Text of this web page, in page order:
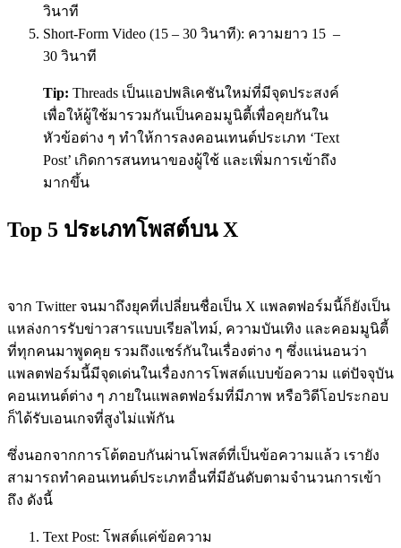
วินาที
Short-Form Video (15 – 30 วินาที): ความยาว 15 –
30 วินาที
Tip: Threads เป็นแอปพลิเคชันใหม่ที่มีจุดประสงค์
เพื่อให้ผู้ใช้มารวมกันเป็นคอมมูนิตี้เพื่อคุยกันใน
หัวข้อต่าง ๆ ทำให้การลงคอนเทนต์ประเภท ‘Text
Post’ เกิดการสนทนาของผู้ใช้ และเพิ่มการเข้าถึง
มากขึ้น
Top 5 ประเภทโพสต์บนX
จาก Twitter จนมาถึงยุคที่เปลี่ยนชื่อเป็น X แพลตฟอร์มนี้ก็ยังเป็น
แหล่งการรับข่าวสารแบบเรียลไทม์, ความบันเทิง และคอมมูนิตี้
ที่ทุกคนมาพูดคุย รวมถึงแชร์กันในเรื่องต่าง ๆ ซึ่งแน่นอนว่า
แพลตฟอร์มนี้มีจุดเด่นในเรื่องการโพสต์แบบข้อความ แต่ปัจจุบัน
คอนเทนต์ต่าง ๆ ภายในแพลตฟอร์มที่มีภาพ หรือวิดีโอประกอบ
ก็ได้รับเอนเกจที่สูงไม่แพ้กัน
ซึ่งนอกจากการโต้ตอบกันผ่านโพสต์ที่เป็นข้อความแล้ว เรายัง
สามารถทำคอนเทนต์ประเภทอื่นที่มีอันดับตามจำนวนการเข้า
ถึง ดังนี้
Text Post: โพสต์แค่ข้อความ